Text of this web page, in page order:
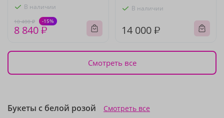
В наличии
10 400 ₽ -15%
8 840 ₽
В наличии
14 000 ₽
Смотреть все
Букеты с белой розой Смотреть все